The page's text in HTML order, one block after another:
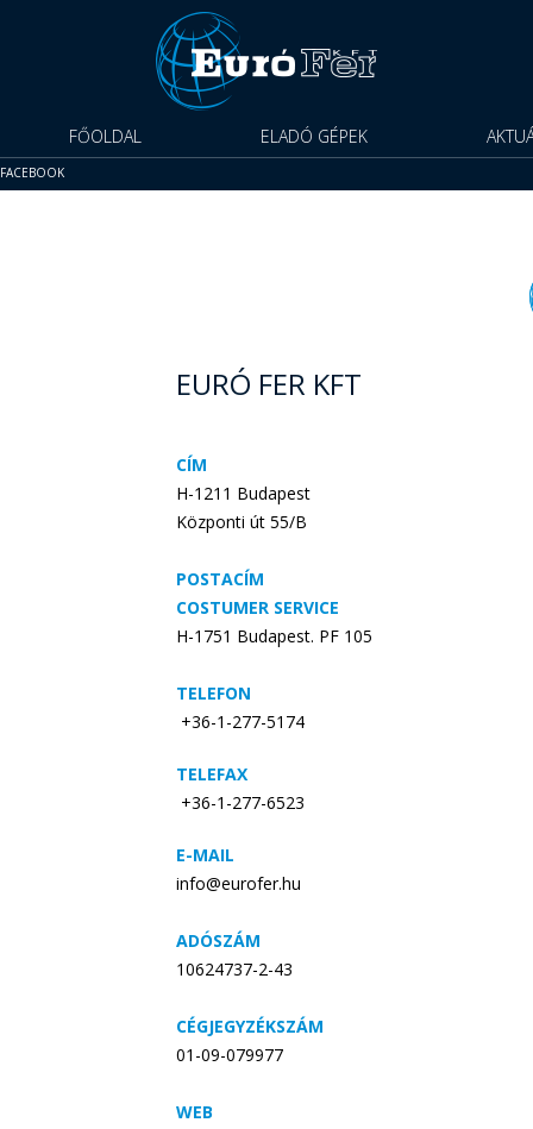
FŐOLDAL ELADÓ GÉPEK
FACEBOOK
EURÓ FER KFT
CÍM
H-1211 Budapest
Központi út 55/B
POSTACÍM
COSTUMER SERVICE
H-1751 Budapest. PF 105
TELEFON
+36-1-277-5174
TELEFAX
+36-1-277-6523
E-MAIL
info@eurofer.hu
ADÓSZÁM
10624737-2-43
CÉGJEGYZÉKSZÁM
01-09-079977
WEB